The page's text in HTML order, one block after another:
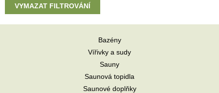
VYMAZAT FILTROVÁNÍ
Bazény
Vířivky a sudy
Sauny
Saunová topidla
Saunové doplňky